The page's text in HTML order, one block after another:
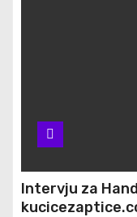
Intervju za